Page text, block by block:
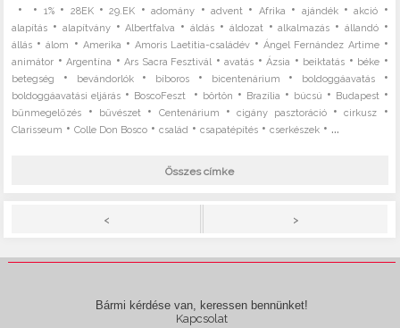
• • 1%• 28EK•29.EK •adomány •advent • Afrika • ajándék•akció •
alapítás • alapítvány•Albertfalva •áldás • áldozat•alkalmazás • állandó•
állás •álom • Amerika • Amoris Laetitia-családév •Ángel Fernández Artime•
animátor •Argentína •Ars Sacra Fesztivál •avatás •Ázsia • beiktatás • béke •
betegség • bevándorlók• bíboros • bicentenárium • boldoggáavatás•
boldoggáavatási eljárás • BoscoFeszt • börtön • Brazília • búcsú • Budapest•
bűnmegelőzés • bűvészet• Centenárium •cigány pasztoráció•cirkusz •
Clarisseum •Colle Don Bosco •család •csapatépítés •cserkészek • ...
Összes címke
< >
Bármi kérdése van, keressen bennünket!
Kapcsolat